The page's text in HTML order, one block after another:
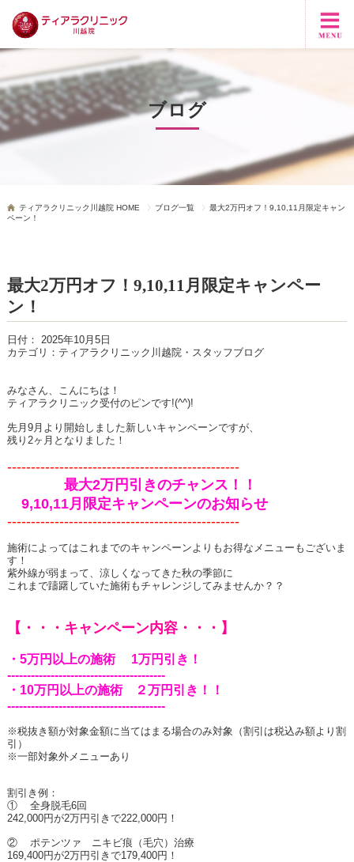
ブログ
ティアラクリニック川越院 HOME ブログ一覧
最大2万円オフ！9,10,11月限定キャン
ペーン！
最大2万円オフ！9,10,11月限定キャンペー
ン！
日付： 2025年10月5日
カテゴリ： ティアラクリニック川越院・スタッフブログ
みなさん、こんにちは！
ティアラクリニック受付のピンです!(^^)!
先月 9月より開始しました新しいキャンペーンですが、
残り 2ヶ月となりました！
-------------------------------------------------
最大2万円引きのチャンス！！
9,10,11月限定キャンペーンのお知らせ
-------------------------------------------------
施術によってはこれまでのキャンペーンよりもお得なメニューもございま
す！
紫外線が弱まって、涼しくなってきた秋の季節に
これまで躊躇していた施術もチャレンジしてみませんか？？
【・・・キャンペーン内容・・・】
・ 5万円以上の施術 1万円引き！
----------------------------------------
・ 10万円以上の施術 ２万円引き！！
----------------------------------------
※税抜き額が対象金額に当てはまる場合のみ対象（割引は税込み額より割
引）
※一部対象外メニューあり
割引き例：
①
全身脱毛6回
242,000円が2万円引きで222,000円！
②
ポテンツァ ニキビ痕（毛穴）治療
169,400円が2万円引きで179,400円！